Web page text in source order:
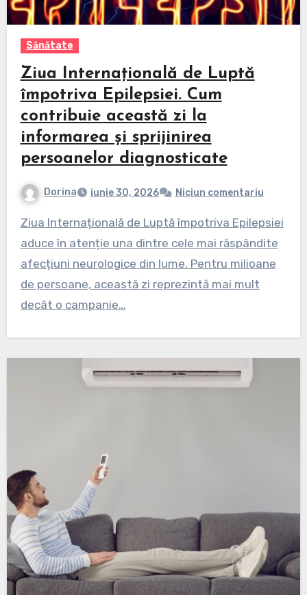
Sănătate
Ziua Internațională de Luptă
împotriva Epilepsiei. Cum
contribuie această zi la
informarea și sprijinirea
persoanelor diagnosticate
Dorina iunie 30, 2026 Niciun comentariu
Ziua Internațională de Luptă împotriva Epilepsiei
aduce în atenție una dintre cele mai răspândite
afecțiuni neurologice din lume. Pentru milioane
de persoane, această zi reprezintă mai mult
decât o campanie…